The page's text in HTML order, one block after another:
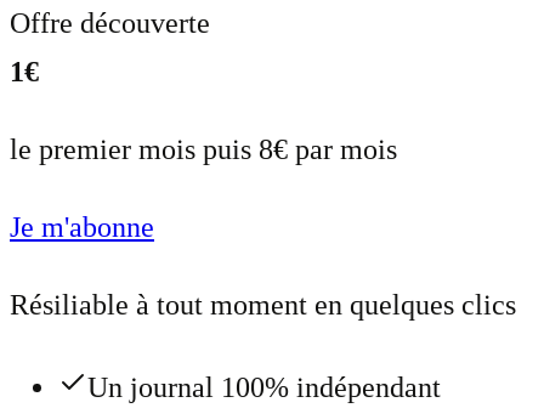
Offre découverte
1€
le premier mois puis 8€ par mois
Je m'abonne
Résiliable à tout moment en quelques clics
Un journal 100% indépendant